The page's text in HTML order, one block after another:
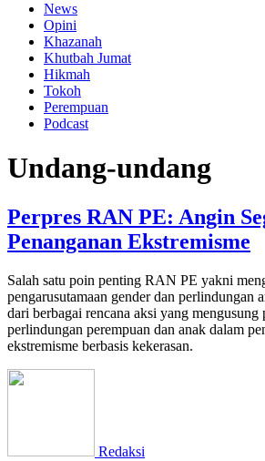
News
Opini
Khazanah
Khutbah Jumat
Hikmah
Tokoh
Perempuan
Podcast
Undang-undang
Perpres RAN PE: Angin
Penanganan Ekstremisme
Salah satu poin penting RAN PE yakni
pengarusutamaan gender dan perlindungan
dari berbagai rencana aksi yang mengusung
perlindungan perempuan dan anak dalam
ekstremisme berbasis kekerasan.
Redaksi